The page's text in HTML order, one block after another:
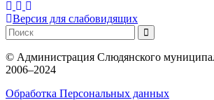
Версия для слабовидящих
© Администрация Слюдянского
2006–2024
Обработка Персональных данных